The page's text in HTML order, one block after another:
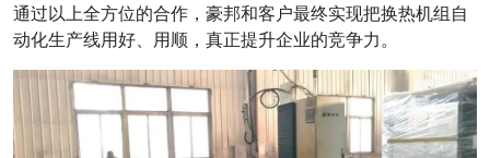
通过以上全方位的合作，豪邦和客户最终实现把换热机组自
动化生产线用好、用顺，真正提升企业的竞争力。